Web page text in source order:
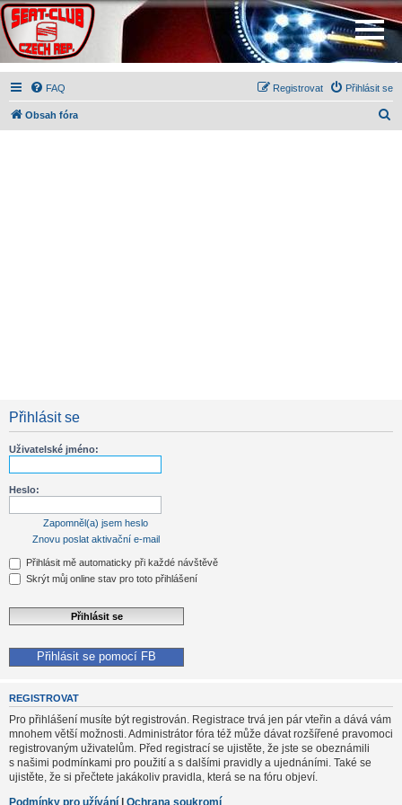
FAQ Přihlásit se
Registrovat
Obsah fóra
Přihlásit se
Uživatelské jméno:
Heslo:
Zapomněl(a) jsem heslo
Znovu poslat aktivační e-mail
Přihlásit mě automaticky při každé návštěvě
Skrýt můj online stav pro toto přihlášení
Přihlásit se pomocí FB
REGISTROVAT
Pro přihlášení musíte být registrován. Registrace trvá jen pár vteřin a dává vám
mnohem větší možnosti. Administrátor fóra též může dávat rozšířené pravomoci
registrovaným uživatelům. Před registrací se ujistěte, že jste se obeznámili
s našimi podmínkami pro použití a s dalšími pravidly a ujednáními. Také se
ujistěte, že si přečtete jakákoliv pravidla, která se na fóru objeví.
Podmínky pro užívání | Ochrana soukromí